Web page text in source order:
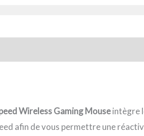
Wireless Gaming Mouseintègre
afin de vous permettre une